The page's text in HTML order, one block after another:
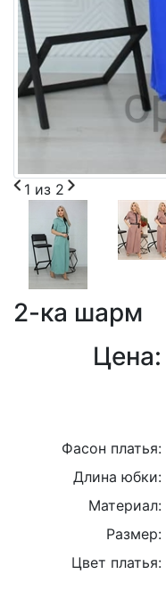
1 из 2
2-ка шарм
Цена:
Фасон платья:
Длина юбки:
Материал:
Размер:
Цвет платья: